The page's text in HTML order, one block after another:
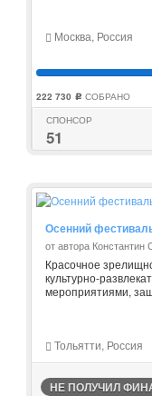
Москва, Россия
222 730 c СОБРАНО
СПОНСОР
51
Осенний
от автора Константин
Красочное
культурно-
мероприятиями,
Тольятти, Россия
НЕ ПОЛУЧИЛ